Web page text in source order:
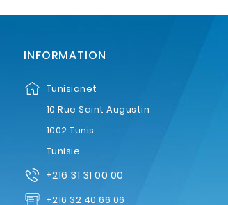
INFORMATION
Tunisianet
10 Rue Saint Augustin
1002 Tunis
Tunisie
+216 31 31 00 00
+216 32 40 66 06